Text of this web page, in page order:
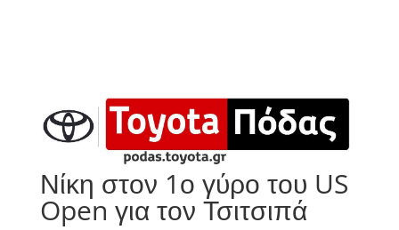
Νίκη στον 1ο γύρο του US
Open για τον Τσιτσιπά